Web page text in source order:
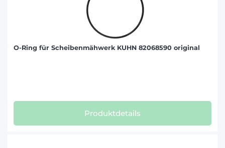
O-Ring für Scheibenmähwerk KUHN 82068590 original
Produktdetails